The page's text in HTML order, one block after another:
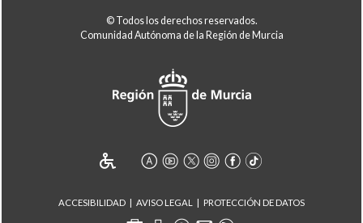
© Todos los derechos reservados.
Comunidad Autónoma de la Región de Murcia
ACCESIBILIDAD AVISO LEGAL PROTECCIÓN DE DATOS